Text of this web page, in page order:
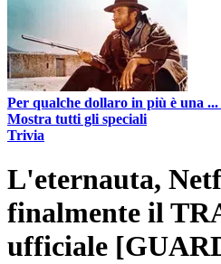
Per qualche dollaro in più è una ...
Mostra tutti gli speciali
Trivia
L'eternauta,
finalmente il
ufficiale